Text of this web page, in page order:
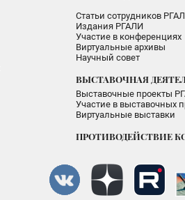
Статьи сотрудников
Издания РГАЛИ
Участие в конференциях
Виртуальные архивы
Научный совет
ВЫСТАВОЧНАЯ
Выставочные проекты
Участие в выставочных
Виртуальные выставки
ПРОТИВОДЕЙСТВИЕ